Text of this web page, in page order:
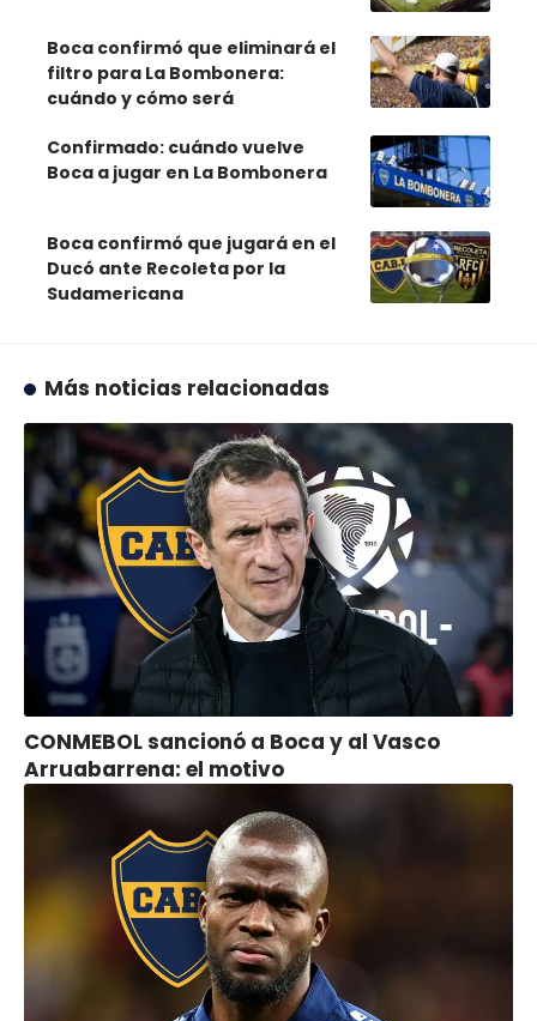
Boca confirmó que eliminará el
filtro para La Bombonera:
cuándo y cómo será
Confirmado: cuándo vuelve
Boca a jugar en La Bombonera
Boca confirmó que jugará en el
Ducó ante Recoleta por la
Sudamericana
Más noticias relacionadas
CONMEBOL sancionó a Boca y al Vasco
Arruabarrena: el motivo